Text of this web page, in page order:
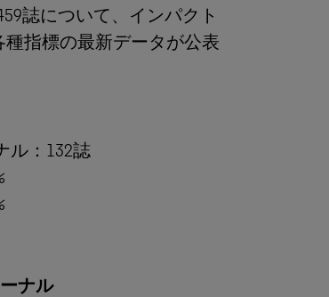
誌について、インパクト
種指標の最新データが公表
ル：132誌
ナル